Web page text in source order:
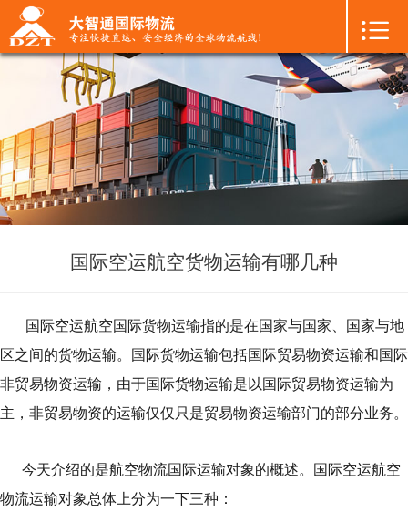
首页
国际空运 +
国际海运 +
国际陆运 +
进口物流
FBA专线
增值服务 +
联系我们 +

国际空运航空货物运输有哪几种
国际空运航空国际货物运输指的是在国家与国家、国家与地
区之间的货物运输。国际货物运输包括国际贸易物资运输和国际
非贸易物资运输，由于国际货物运输是以国际贸易物资运输为
主，非贸易物资的运输仅仅只是贸易物资运输部门的部分业务。
今天介绍的是航空物流国际运输对象的概述。国际空运航空
物流运输对象总体上分为一下三种：